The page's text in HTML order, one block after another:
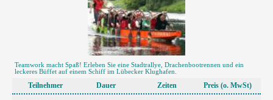
Teamwork macht Spaß! Erleben Sie eine Stadtrallye, Drachenbootrennen und ein
leckeres Büffet auf einem Schiff im Lübecker Klughafen.
Teilnehmer Dauer Zeiten Preis (o. MwSt)